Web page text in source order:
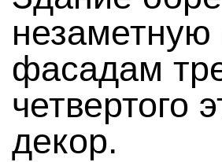
фасадам
четвертого
декор.